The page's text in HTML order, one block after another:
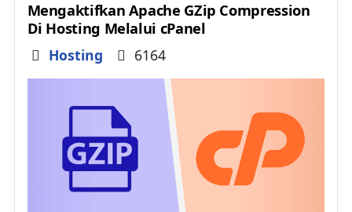
Mengaktifkan Apache GZip Compression
Di Hosting Melalui cPanel
Details
Hosting 6164